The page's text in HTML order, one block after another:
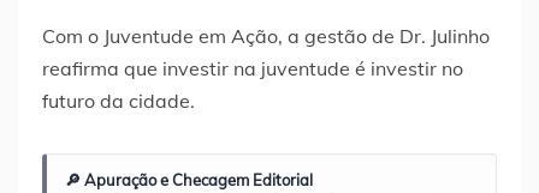
Com o Juventude em Ação, a gestão de Dr. Julinho
reafirma que investir na juventude é investir no
futuro da cidade.
🔎 Apuração e Checagem Editorial